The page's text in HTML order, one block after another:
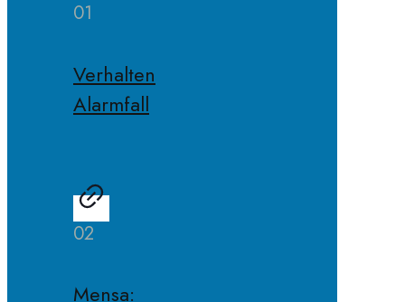
01
Verhalten
Alarmfall
02
Mensa: